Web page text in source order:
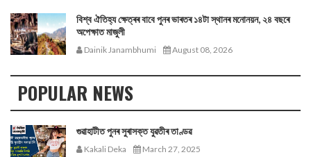
বিশ্ব ঐতিহ্য ক্ষেত্ৰৰ বাবে পুনৰ ভাৰতৰ ১৪টা স্থানৰ মনোনয়ন, ২৪ বছৰে
অপেক্ষাত মাজুলী
Dainik Janambhumi August 08, 2026
POPULAR NEWS
গুৱাহাটীত পুনৰ সুৰাসক্ত যুৱতীৰ তাণ্ডৱ
Kakali Deka March 27, 2025